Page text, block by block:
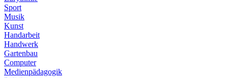
Sport
Musik
Kunst
Handarbeit
Handwerk
Gartenbau
Computer
Medienpädagogik